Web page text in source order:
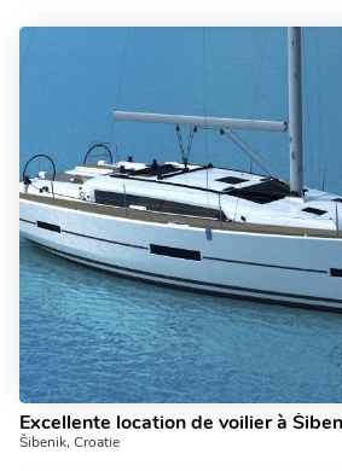
Excellente location de voilier à
Šibenik, Croatie